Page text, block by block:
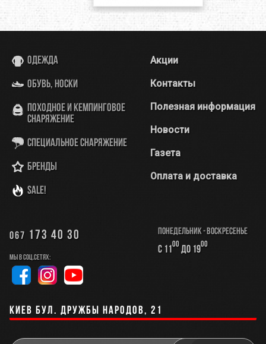
Одежда
Обувь, носки
Походное и кемпинговое
снаряжение
Специальное снаряжение
Бренды
SALE!
Акции
Контакты
Полезная информация
Новости
Газета
Оплата и доставка
067 173 40 30
Мы в соц.сетях:
Понедельник - Воскресенье
с 1100 до 1900
Киев бул. Дружбы Народов, 21